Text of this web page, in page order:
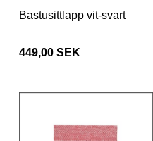
Bastusittlapp vit-svart
449,00 SEK